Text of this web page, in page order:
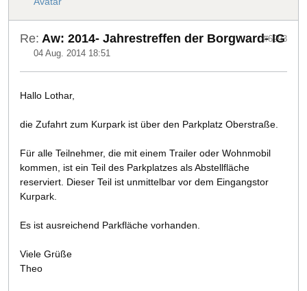
Re: Aw: 2014- Jahrestreffen der Borgward- IG
04 Aug. 2014 18:51
#6993
Hallo Lothar,
die Zufahrt zum Kurpark ist über den Parkplatz Oberstraße.
Für alle Teilnehmer, die mit einem Trailer oder Wohnmobil
kommen, ist ein Teil des Parkplatzes als Abstellfläche
reserviert. Dieser Teil ist unmittelbar vor dem Eingangstor
Kurpark.
Es ist ausreichend Parkfläche vorhanden.
Viele Grüße
Theo